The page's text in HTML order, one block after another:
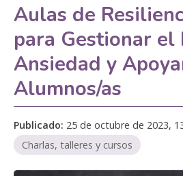
Aulas de
para Gestionar el
Ansiedad y
Alumnos/as
Publicado: 25 de octubre de 2023,
Charlas, talleres y cursos